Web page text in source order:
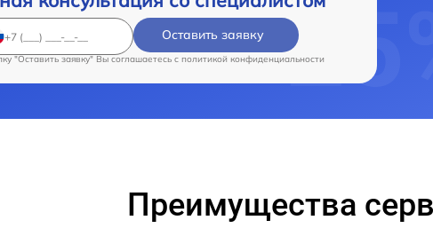
Оставить заявку
"Оставить заявку" Вы соглашаетесь c политикой конфиденциальности
Преимущества